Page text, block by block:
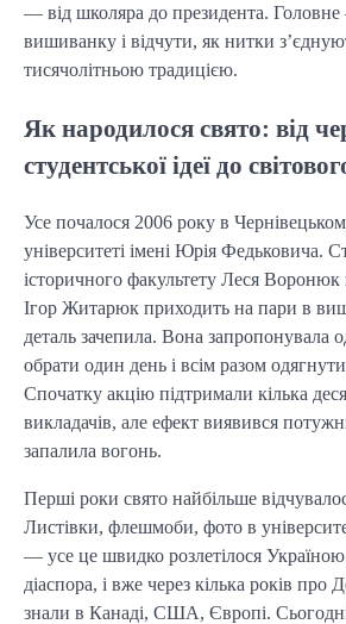
— від школяра до президента.
вишиванку і відчути, як нитки
тисячолітньою традицією.
Як народилося свято: від
студентської ідеї до
Усе почалося 2006 року в
університеті імені Юрія Федьковича.
історичного факультету Леся Воронюк
Ігор Житарюк приходить на пари в
деталь зачепила. Вона запропонувала
обрати один день і всім разом
Спочатку акцію підтримали кілька
викладачів, але ефект виявився
запалила вогонь.
Перші роки свято найбільше
Листівки, флешмоби, фото в
— усе це швидко розлетілося
діаспора, і вже через кілька років
знали в Канаді, США, Європі.